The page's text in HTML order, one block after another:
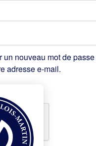
nouveau mot de
adresse e-mail.